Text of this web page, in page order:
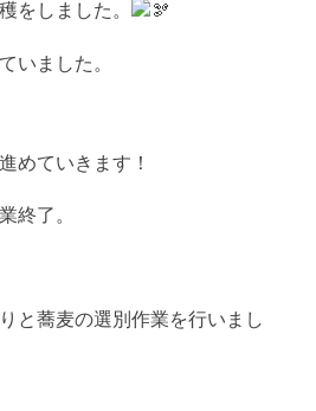
をしました。
いました。
めていきます！
終了。
と蕎麦の選別作業を行いまし